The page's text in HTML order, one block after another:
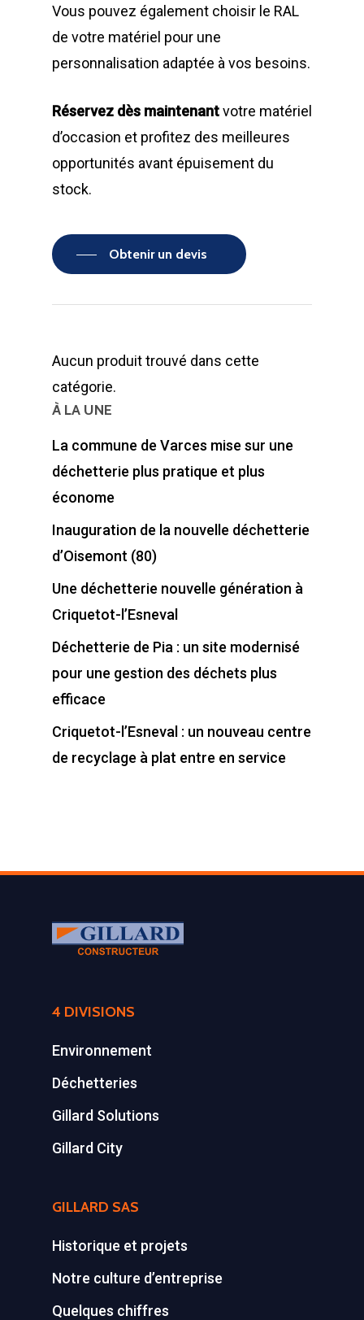
Vous pouvez également choisir le RAL
de votre matériel pour une
personnalisation adaptée à vos besoins.
Réservez dès maintenantvotre matériel
d’occasion et profitez des meilleures
opportunités avant épuisement du
stock.
Obtenir un devis
Aucun produit trouvé dans cette
catégorie.
À LA UNE
La commune de Varces mise sur une
déchetterie plus pratique et plus
économe
Inauguration de la nouvelle déchetterie
d’Oisemont (80)
Une déchetterie nouvelle génération à
Criquetot-l’Esneval
Déchetterie de Pia : un site modernisé
pour une gestion des déchets plus
efficace
Criquetot-l’Esneval : un nouveau centre
de recyclage à plat entre en service
4 DIVISIONS
Environnement
Déchetteries
Gillard Solutions
Gillard City
GILLARD SAS
Historique et projets
Notre culture d’entreprise
Quelques chiffres